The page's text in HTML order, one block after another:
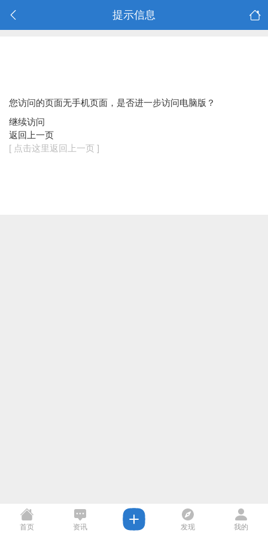
提示信息
您访问的页面无手机页面，是否进一步访问电脑版？
继续访问
返回上一页
[ 点击这里返回上一页 ]
首页 资讯 发现 我的